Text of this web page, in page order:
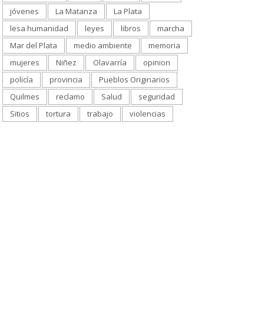
jóvenes
La Matanza
La Plata
lesa humanidad
leyes libros
marcha
Mar del Plata
medio ambiente
memoria
mujeres
Niñez Olavarría
opinion
policía
provincia
Pueblos Originarios
Quilmes
reclamo Salud
seguridad
Sitios
tortura trabajo violencias